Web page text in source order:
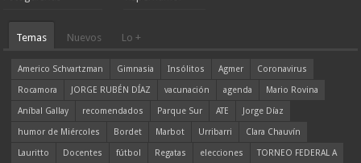
Temas Nuevos Lo +
Americo Schvartzman Gimnasia Insólitos Agmer
Coronavirus
Rocamora
JORGE RUBÉN DÍAZ vacunación agenda
Mario Rovina
Aníbal Gallay
recomendados Parque Sur ATE
Jorge Díaz
humor de Miércoles
Bordet Marbot Urribarri
Clara Chauvín
Lauritto
Docentes fútbol Regatas elecciones
TORNEO FEDERAL A